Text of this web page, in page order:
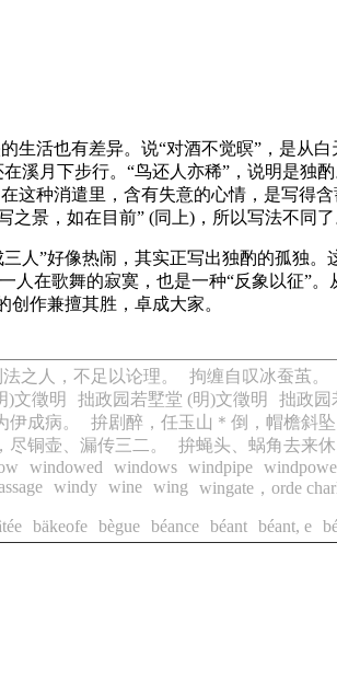
活也有差异。说“对酒不觉暝”，是从
溪月下步行。“鸟还人亦稀”，说明是独
这种消遣里，含有失意的心情，是写得
景，如在目前” (同上)，所以写法不同了
人”好像热闹，其实正写出独酌的孤独。
人在歌舞的寂寞，也是一种“反象以征”
作兼擅其胜，卓成大家。
之人，不足以论理。 拘缠自叹冰蚕茧。
)文徵明 拙政园若墅堂 (明)文徵明
拙政园
成病。
拚剧醉，任玉山＊倒，帽檐斜坠
尽铜壶、漏传三二。
拚蝇头、蜗角去来休
windowed windows windpipe
windy wine wing wingate，orde
bäkeofe bègue béance béant béant, e